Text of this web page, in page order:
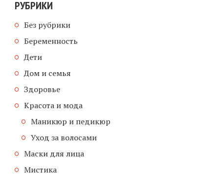
РУБРИКИ
Без рубрики
Беременность
Дети
Дом и семья
Здоровье
Красота и мода
Маникюр и педикюр
Уход за волосами
Маски для лица
Мистика